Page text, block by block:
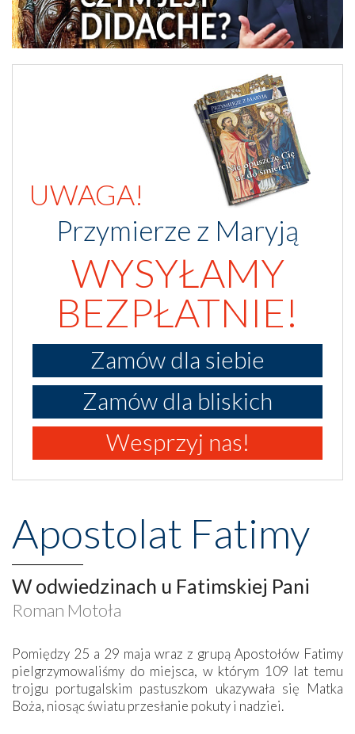
UWAGA!
Przymierze z Maryją
WYSYŁAMY
BEZPŁATNIE!
Zamów dla siebie
Zamów dla bliskich
Wesprzyj nas!
Apostolat Fatimy
W odwiedzinach u Fatimskiej Pani
Roman Motoła
Pomiędzy 25 a 29 maja wraz z grupą Apostołów Fatimy
pielgrzymowaliśmy do miejsca, w którym 109 lat temu
trojgu portugalskim pastuszkom ukazywała się Matka
Boża, niosąc światu przesłanie pokuty i nadziei.